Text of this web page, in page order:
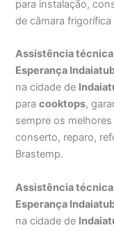
para instalação,
de câmara frigorífica
Assistência técnica
Esperança
na cidade de
paracooktops,
sempre os
conserto, reparo,
Brastemp.
Assistência técnica
Esperança
na cidade de